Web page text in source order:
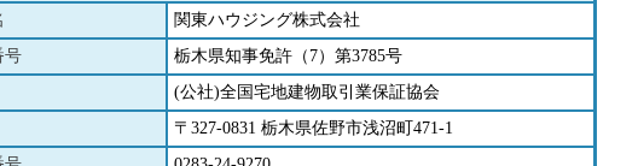
関東ハウジング株式会社
号
栃木県知事免許（7）第3785号
(公社)全国宅地建物取引業保証協会
〒327-0831 栃木県佐野市浅沼町471-1